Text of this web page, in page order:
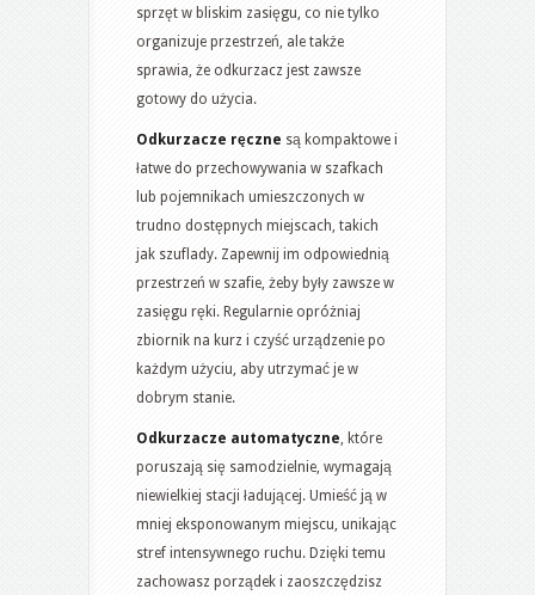
sprzęt w bliskim zasięgu, co nie tylko
organizuje przestrzeń, ale także
sprawia, że odkurzacz jest zawsze
gotowy do użycia.
Odkurzacze ręczne są kompaktowe i
łatwe do przechowywania w szafkach
lub pojemnikach umieszczonych w
trudno dostępnych miejscach, takich
jak szuflady. Zapewnij im odpowiednią
przestrzeń w szafie, żeby były zawsze w
zasięgu ręki. Regularnie opróżniaj
zbiornik na kurz i czyść urządzenie po
każdym użyciu, aby utrzymać je w
dobrym stanie.
Odkurzacze automatyczne, które
poruszają się samodzielnie, wymagają
niewielkiej stacji ładującej. Umieść ją w
mniej eksponowanym miejscu, unikając
stref intensywnego ruchu. Dzięki temu
zachowasz porządek i zaoszczędzisz